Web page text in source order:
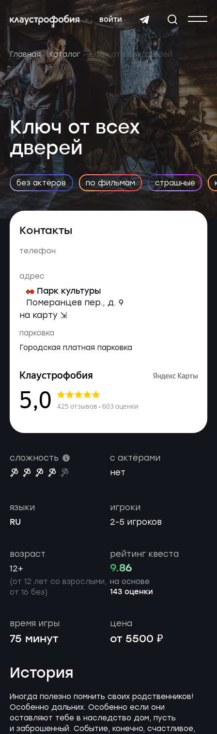
войти
Главная Каталог Ключ от всех дверей
Ключ от всех
дверей
без актёров по фильмам страшные
Контакты
телефон
адрес
Парк культуры
Померанцев пер., д. 9
на карту ⇲
парковка
Городская платная парковка
сложность
с актёрами
нет
игроки
2-5 игроков
языки
RU
возраст
12+
(от 12 лет со взрослыми,
от 16 без)
рейтинг квеста
9.86
на основе
143 оценки
время игры
75 минут
цена
от 5500 ₽
История
Иногда полезно помнить своих родственников!
Особенно дальних. Особенно если они
оставляют тебе в наследство дом, пусть
и заброшенный. Событие, конечно, счастливое,